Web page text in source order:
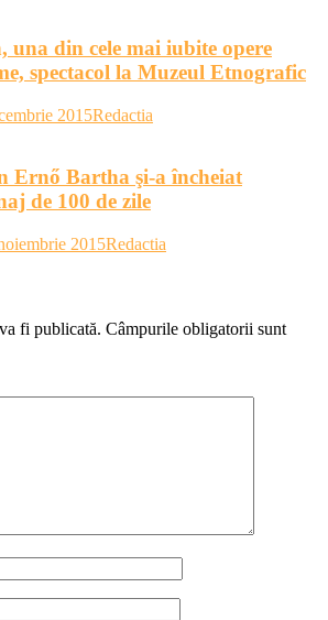
una din cele mai iubite opere
spectacol la Muzeul Etnografic
2015Redactia
Ernő Bartha şi-a încheiat
de 100 de zile
2015Redactia
fi publicată. Câmpurile obligatorii sunt